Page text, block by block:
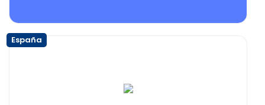
España